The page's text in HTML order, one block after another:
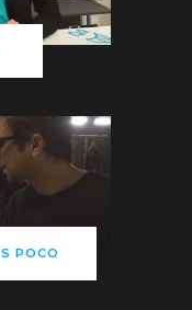
POCO